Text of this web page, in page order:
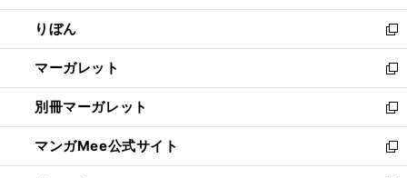
開
く
ウ
で
開
く
ン
ド
ウ
で
開
く
ウ
ィ
ン
ド
ウ
で
開
く
りぼん
新
し
い
ウ
ィ
ン
ド
ウ
マーガレット
新
し
い
ウ
ィ
ン
別冊マーガレット
新
し
い
ウ
マンガMee公式サイト
新
し